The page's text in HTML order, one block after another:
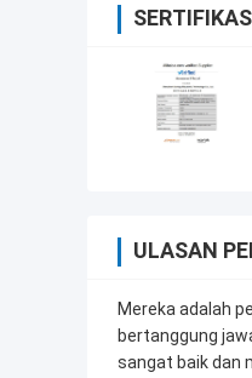
ULASAN
Mereka adalah
bertanggung
sangat baik dan